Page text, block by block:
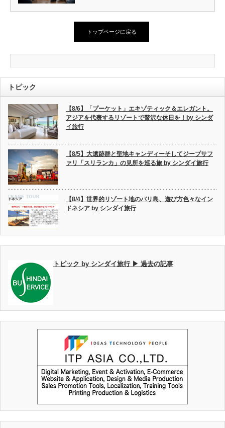
トップページに戻る
トピック
【8/6】「プーケット」エキゾティック＆エレガント。
アジアを代表するリゾートで贅沢な休日を！by シンダ
イ旅行
【8/5】大遺跡群と聖地キャンディーそしてジープサフ
ァリ「スリランカ」の見所を巡る旅 by シンダイ旅行
【8/4】世界的リゾート地のバリ島、遊び方色々なイン
ドネシア by シンダイ旅行
トピック by シンダイ旅行 ▶ 過去の記事